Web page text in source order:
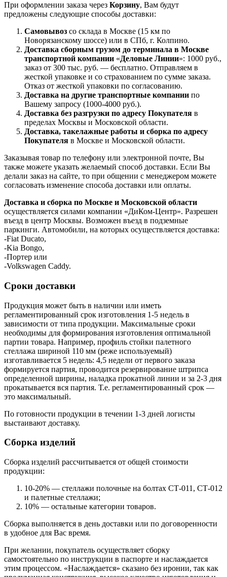
При оформлении заказа через Корзину, Вам будут
предложены следующие способы доставки:
Самовывоз со склада в Москве (15 км по
Новорязанскому шоссе) или в СПб, г. Колпино.
Доставка сборным грузом до терминала в Москве
транспортной компании «Деловые Линии»: 1000 руб.,
заказ от 300 тыс. руб. — бесплатно. Отправляем в
жесткой упаковке и со страхованием по сумме заказа.
Отказ от жесткой упаковки по согласованию.
Доставка на другие транспортные компании по
Вашему запросу (1000-4000 руб.).
Доставка без разгрузки по адресу Покупателя в
пределах Москвы и Московской области.
Доставка, такелажные работы и сборка по адресу
Покупателя в Москве и Московской области.
Заказывая товар по телефону или электронной почте, Вы
также можете указать желаемый способ доставки. Если Вы
делали заказ на сайте, то при общении с менеджером можете
согласовать изменение способа доставки или оплаты.
Доставка и сборка по Москве и Московской области
осуществляется силами компании «ДиКом-Центр». Разрешен
въезд в центр Москвы. Возможен въезд в подземные
паркинги. Автомобили, на которых осуществляется доставка:
-Fiat Ducato,
-Kia Bongo,
-Портер или
-Volkswagen Caddy.
Сроки доставки
Продукция может быть в наличии или иметь
регламентированный срок изготовления 1-5 недель в
зависимости от типа продукции. Максимальные сроки
необходимы для формирования изготовления оптимальной
партии товара. Например, профиль стойки палетного
стеллажа шириной 110 мм (реже используемый)
изготавливается 5 недель: 4,5 недели от первого заказа
формируется партия, проводится резервирование штрипса
определенной ширины, наладка прокатной линии и за 2-3 дня
прокатывается вся партия. Т.е. регламентированный срок —
это максимальный.
По готовности продукции в течении 1-3 дней логисты
выстаивают доставку.
Сборка изделий
Сборка изделий рассчитывается от общей стоимости
продукции:
10-20% — стеллажи полочные на болтах СТ-011, СТ-012
и палетные стеллажи;
10% — остальные категории товаров.
Сборка выполняется в день доставки или по договоренности
в удобное для Вас время.
При желании, покупатель осуществляет сборку
самостоятельно по инструкции в паспорте и наслаждается
этим процессом. «Наслаждается» сказано без иронии, так как